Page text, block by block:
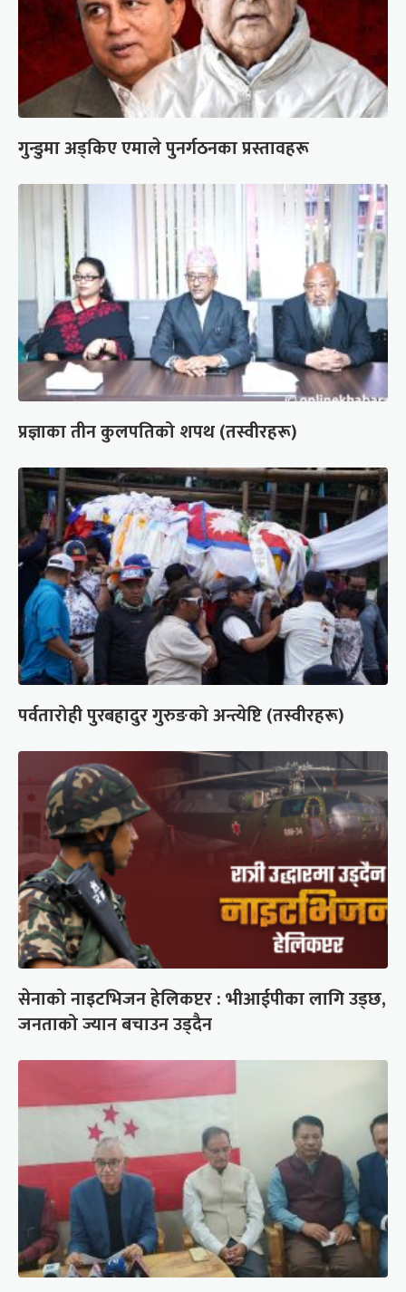
गुन्डुमा अड्किए एमाले पुनर्गठनका प्रस्तावहरू
प्रज्ञाका तीन कुलपतिको शपथ (तस्वीरहरू)
पर्वतारोही पुरबहादुर गुरुङको अन्त्येष्टि (तस्वीरहरू)
सेनाको नाइटभिजन हेलिकप्टर : भीआईपीका लागि उड्छ,
जनताको ज्यान बचाउन उड्दैन